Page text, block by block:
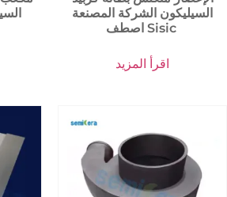
السيليكون الشركة المصنعة
اصطف Sisic
اقرأ المزيد